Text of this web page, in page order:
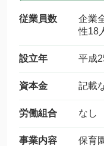
従業員数
企業
性18
設立年 平成
資本金 記載
労働組合 なし
事業内容
保育